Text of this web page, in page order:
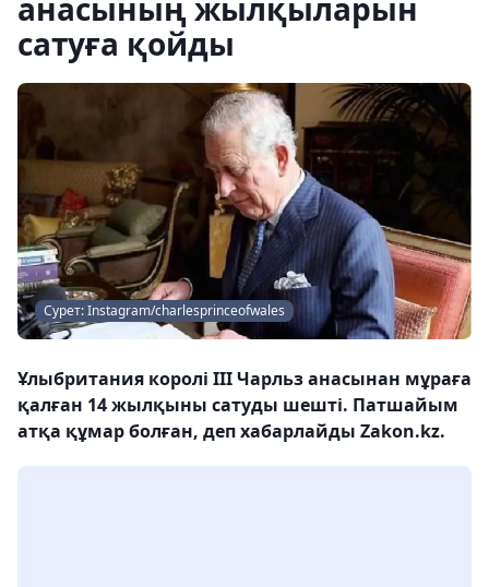
анасының жылқыларын
сатуға қойды
Сурет: Instagram/charlesprinceofwales
Ұлыбритания королі III Чарльз анасынан мұраға
қалған 14 жылқыны сатуды шешті. Патшайым
атқа құмар болған, деп хабарлайды Zakon.kz.